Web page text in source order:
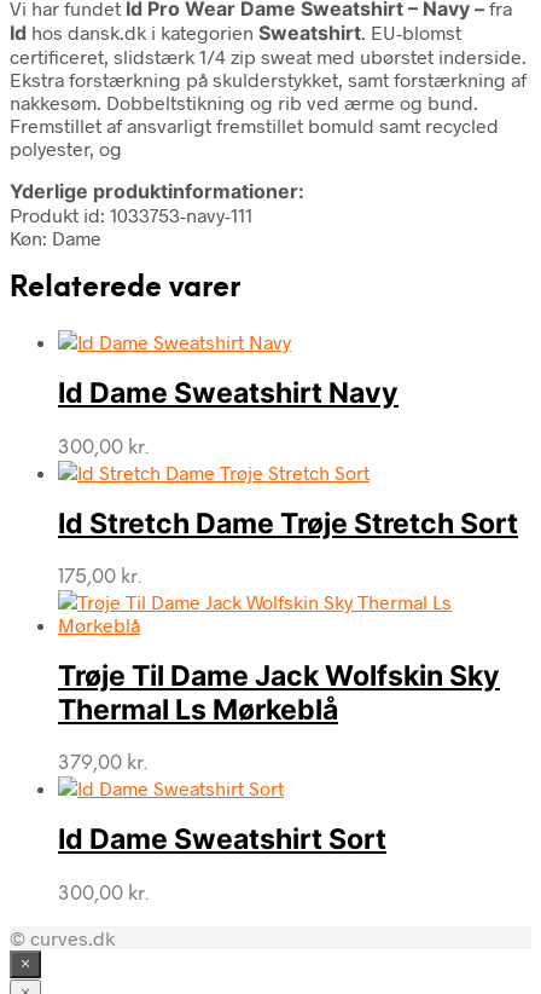
Vi har fundet Id Pro Wear Dame Sweatshirt – Navy – fra
Id hos dansk.dk i kategorien Sweatshirt. EU-blomst
certificeret, slidstærk 1/4 zip sweat med ubørstet inderside.
Ekstra forstærkning på skulderstykket, samt forstærkning af
nakkesøm. Dobbeltstikning og rib ved ærme og bund.
Fremstillet af ansvarligt fremstillet bomuld samt recycled
polyester, og
Yderlige produktinformationer:
Produkt id: 1033753-navy-111
Køn: Dame
Relaterede varer
Id Dame Sweatshirt Navy
300,00 kr.
Id Stretch Dame Trøje Stretch Sort
175,00 kr.
Trøje Til Dame Jack Wolfskin Sky
Thermal Ls Mørkeblå
379,00 kr.
Id Dame Sweatshirt Sort
300,00 kr.
© curves.dk
×